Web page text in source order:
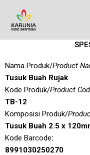
konten
Nama Produk/Product
Tusuk Buah Rujak
Kode Produk/Product
TB-12
Komposisi Produk/
Tusuk Buah 2.5 x
Kode Barcode:
8991030250270